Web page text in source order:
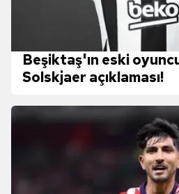
Beşiktaş'ın eski
Solskjaer açıklaması!